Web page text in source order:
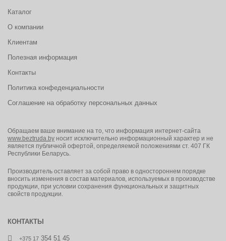
Каталог
О компании
Клиентам
Полезная информация
Контакты
Политика конфеденциальности
Соглашение на обработку персональных данных
Обращаем ваше внимание на то, что информация интернет-сайта
www.beztruda.by носит исключительно информационный характер и не
является публичной офертой, определяемой положениями ст. 407 ГК
Республики Беларусь.
Производитель оставляет за собой право в одностороннем порядке
вносить изменения в состав материалов, используемых в производстве
продукции, при условии сохранения функциональных и защитных
свойств продукции.
КОНТАКТЫ
+375 17 354 51 45